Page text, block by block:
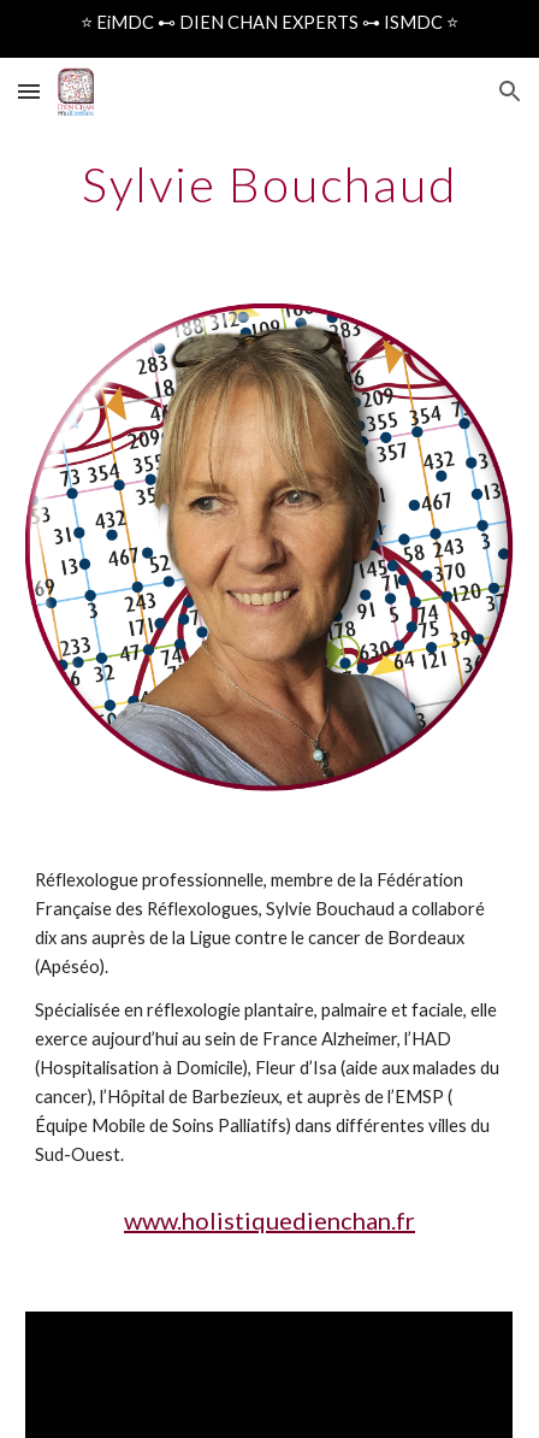
⭐️ EiMDC ⊷ DIEN CHAN EXPERTS ⊶ ISMDC ⭐️
Sylvie Bouchaud
Réflexologue professionnelle, membre de la Fédération
Française des Réflexologues, Sylvie Bouchaud a collaboré
dix ans auprès de la Ligue contre le cancer de Bordeaux
(Apéséo).
Spécialisée en réflexologie plantaire, palmaire et faciale, elle
exerce aujourd’hui au sein de France Alzheimer, l’HAD
(Hospitalisation à Domicile), Fleur d’Isa (aide aux malades du
cancer), l’Hôpital de Barbezieux, et auprès de l’EMSP (
Équipe Mobile de Soins Palliatifs) dans différentes villes du
Sud-Ouest.
www.holistiquedienchan.fr